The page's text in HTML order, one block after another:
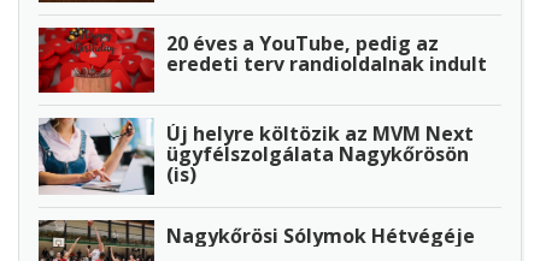
20 éves a YouTube, pedig az
eredeti terv randioldalnak indult
Új helyre költözik az MVM Next
ügyfélszolgálata Nagykőrösön
(is)
Nagykőrösi Sólymok Hétvégéje